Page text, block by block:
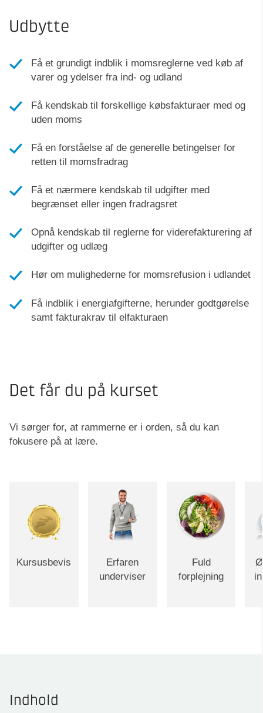
Udbytte
Få et grundigt indblik i momsreglerne ved køb af
varer og ydelser fra ind- og udland
Få kendskab til forskellige købsfakturaer med og
uden moms
Få en forståelse af de generelle betingelser for
retten til momsfradrag
Få et nærmere kendskab til udgifter med
begrænset eller ingen fradragsret
Opnå kendskab til reglerne for viderefakturering af
udgifter og udlæg
Hør om mulighederne for momsrefusion i udlandet
Få indblik i energiafgifterne, herunder godtgørelse
samt fakturakrav til elfakturaen
Det får du på kurset
Vi sørger for, at rammerne er i orden, så du kan
fokusere på at lære.
Kursusbevis
Erfaren
underviser
Fuld
forplejning
Indhold